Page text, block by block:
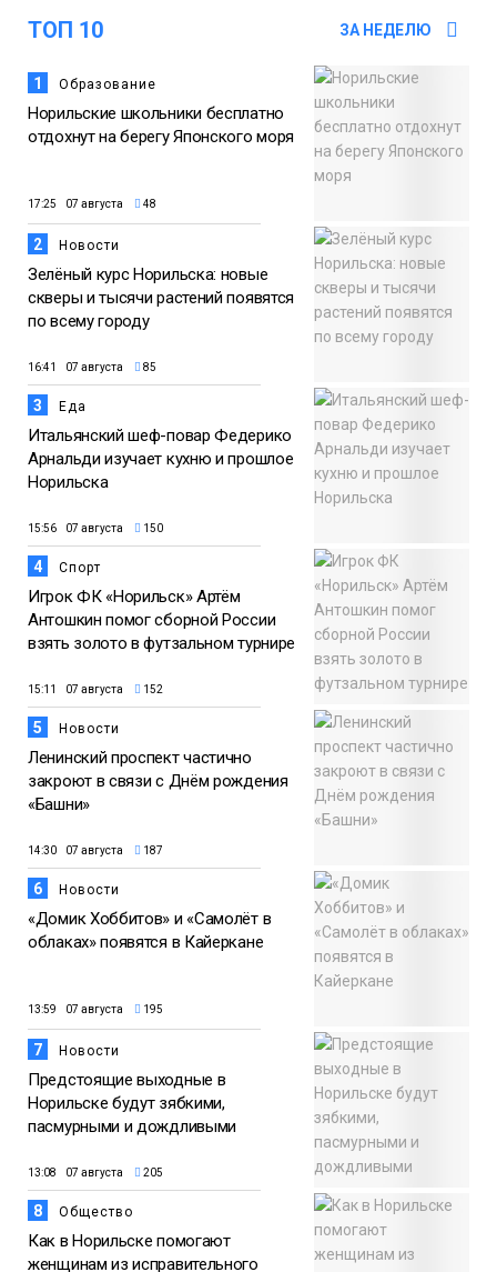
ТОП 10 ЗА НЕДЕЛЮ
1 Образование
Норильские школьники бесплатно
отдохнут на берегу Японского моря
17:25 07 августа 48
2 Новости
Зелёный курс Норильска: новые
скверы и тысячи растений появятся
по всему городу
16:41 07 августа 85
3 Еда
Итальянский шеф-повар Федерико
Арнальди изучает кухню и прошлое
Норильска
15:56 07 августа 150
4 Спорт
Игрок ФК «Норильск» Артём
Антошкин помог сборной России
взять золото в футзальном турнире
15:11 07 августа 152
5 Новости
Ленинский проспект частично
закроют в связи с Днём рождения
«Башни»
14:30 07 августа 187
6 Новости
«Домик Хоббитов» и «Самолёт в
облаках» появятся в Кайеркане
13:59 07 августа 195
7 Новости
Предстоящие выходные в
Норильске будут зябкими,
пасмурными и дождливыми
13:08 07 августа 205
8 Общество
Как в Норильске помогают
женщинам из исправительного